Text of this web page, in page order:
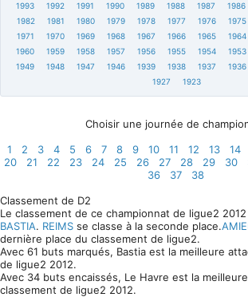
1993
1992 1991 1990 1989 1988 1987 1986
1982
1981 1980 1979 1978 1977 1976 1975
1971
1970 1969 1968 1967 1966 1965 1964
1960
1959 1958 1957 1956 1955 1954 1953
1949
1948 1947 1946 1939 1938 1937 1936
1927
1923
Choisir une journée de
1
2 3 4 5 6 7 8 9 10 11 12 13 14
20
21 22 23 24 25 26 27 28 29 30
36
37
38
Classement de D2
Le classement de ce championnat de ligue2
BASTIA. REIMS se classe à la seconde place.
dernière place du classement de ligue2.
Avec 61 buts marqués, Bastia est la meilleure
de ligue2 2012.
Avec 34 buts encaissés, Le Havre est la
classement de ligue2 2012.